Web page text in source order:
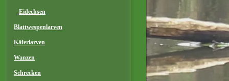
Eidechsen
Blattwespenlarven
Käferlarven
Wanzen
Schrecken